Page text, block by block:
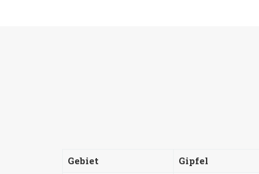
Gebiet Gipfel